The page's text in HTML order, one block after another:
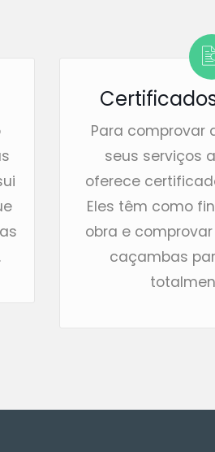
Para comprovar
seus serviços
oferece
Eles têm como
obra e
caçambas